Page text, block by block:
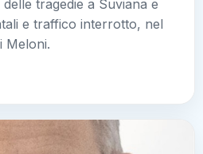
tragedie a Suviana e
e traffico interrotto, nel
Meloni.